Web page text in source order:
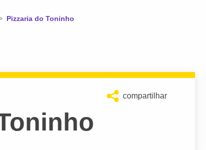
Atual:
Pizzaria do Toninho
compartilhar